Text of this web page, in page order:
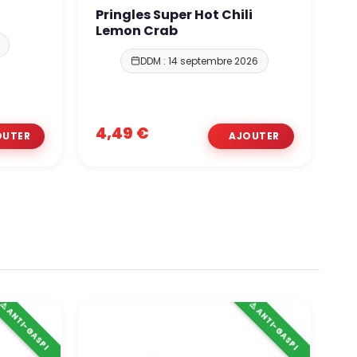
Pringles Super Hot Chili
Lemon Crab
DDM : 14 septembre 2026
4,49 €
GASPI ⚠️ ANTI-GASPI